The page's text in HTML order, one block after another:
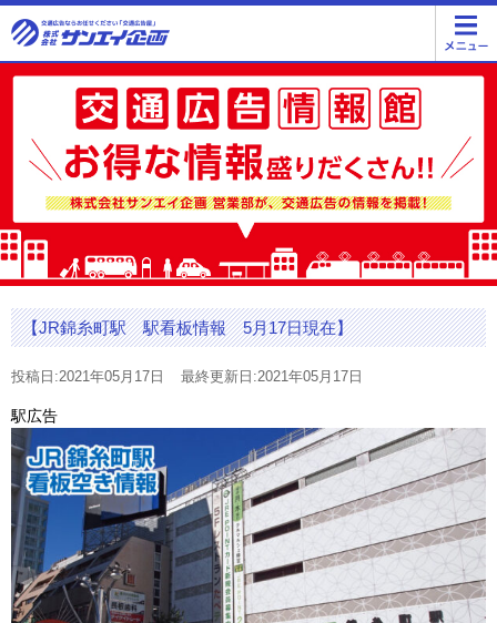
【JR錦糸町駅 駅看板情報 5月17日現在】
投稿日:2021年05月17日 最終更新日:2021年05月17日
駅広告